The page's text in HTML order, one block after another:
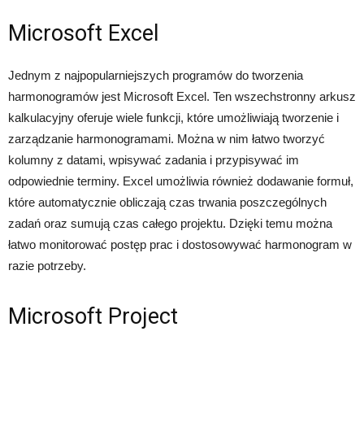
Microsoft Excel
Jednym z najpopularniejszych programów do tworzenia
harmonogramów jest Microsoft Excel. Ten wszechstronny arkusz
kalkulacyjny oferuje wiele funkcji, które umożliwiają tworzenie i
zarządzanie harmonogramami. Można w nim łatwo tworzyć
kolumny z datami, wpisywać zadania i przypisywać im
odpowiednie terminy. Excel umożliwia również dodawanie formuł,
które automatycznie obliczają czas trwania poszczególnych
zadań oraz sumują czas całego projektu. Dzięki temu można
łatwo monitorować postęp prac i dostosowywać harmonogram w
razie potrzeby.
Microsoft Project